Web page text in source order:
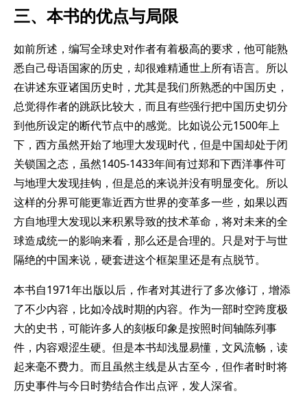
三、本书的优点与局限
如前所述，编写全球史对作者有着极高的要求，他可能熟
悉自己母语国家的历史，却很难精通世上所有语言。所以
在讲述东亚诸国历史时，尤其是我们所熟悉的中国历史，
总觉得作者的跳跃比较大，而且有些强行把中国历史切分
到他所设定的断代节点中的感觉。比如说公元1500年上
下，西方虽然开始了地理大发现时代，但是中国却处于闭
关锁国之态，虽然1405-1433年间有过郑和下西洋事件可
与地理大发现挂钩，但是总的来说并没有明显变化。所以
这样的分界可能更靠近西方世界的变革多一些，如果以西
方自地理大发现以来积累导致的技术革命，将对未来的全
球造成统一的影响来看，那么还是合理的。只是对于与世
隔绝的中国来说，硬套进这个框架里还是有点脱节。
本书自1971年出版以后，作者对其进行了多次修订，增添
了不少内容，比如冷战时期的内容。作为一部时空跨度极
大的史书，可能许多人的刻板印象是按照时间轴陈列事
件，内容艰涩生硬。但是本书却浅显易懂，文风流畅，读
起来毫不费力。而且虽然主线是从古至今，但作者时时将
历史事件与今日时势结合作出点评，发人深省。